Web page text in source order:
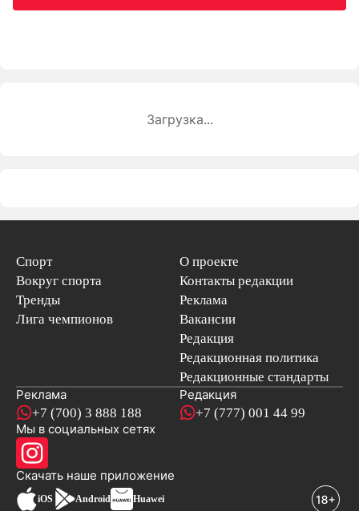
Загрузка...
Спорт
Вокруг спорта
Тренды
Лига чемпионов
О проекте
Контакты редакции
Реклама
Вакансии
Редакция
Редакционная политика
Редакционные стандарты
Реклама
+7 (700) 3 888 188
Редакция
+7 (777) 001 44 99
Мы в социальных сетях
Скачать наше приложениеновостей
iOS Android Huawei